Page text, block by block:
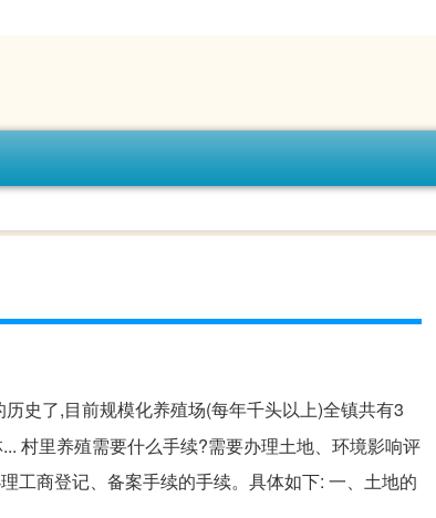
史了,目前规模化养殖场(每年千头以上)全镇共有3
村里养殖需要什么手续?需要办理土地、环境影响评
工商登记、备案手续的手续。具体如下: 一、土地的